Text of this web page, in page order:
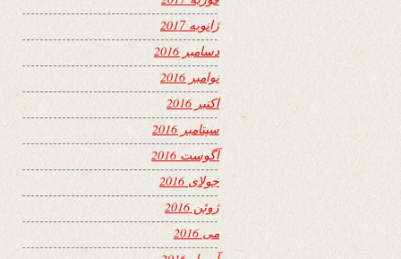
ژانویه 2017
دسامبر 2016
نوامبر 2016
اکتبر 2016
سپتامبر 2016
آگوست 2016
جولای 2016
ژوئن 2016
می 2016